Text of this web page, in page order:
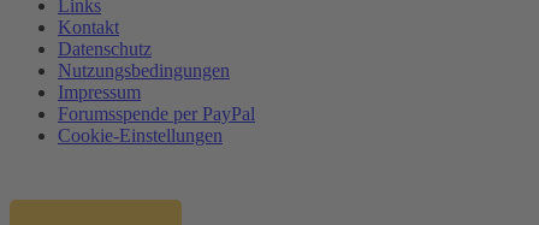
Links
Kontakt
Datenschutz
Nutzungsbedingungen
Impressum
Forumsspende per PayPal
Cookie-Einstellungen